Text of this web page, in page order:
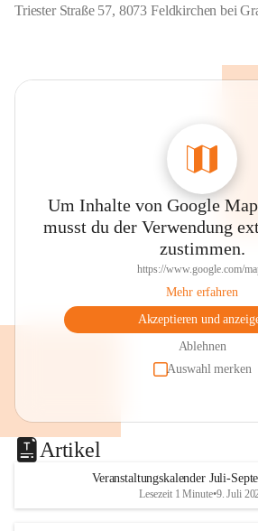
Triester Straße 57, 8073 Feldkirchen bei
Um Inhalte von Google
musst du der Verwendung
zustimmen.
https://www.google.com/
Mehr erfahren
Akzeptieren und
Ablehnen
Auswahl merken
Artikel
Veranstaltungskalender Juli-
Lesezeit 1 Minute•9. Juli